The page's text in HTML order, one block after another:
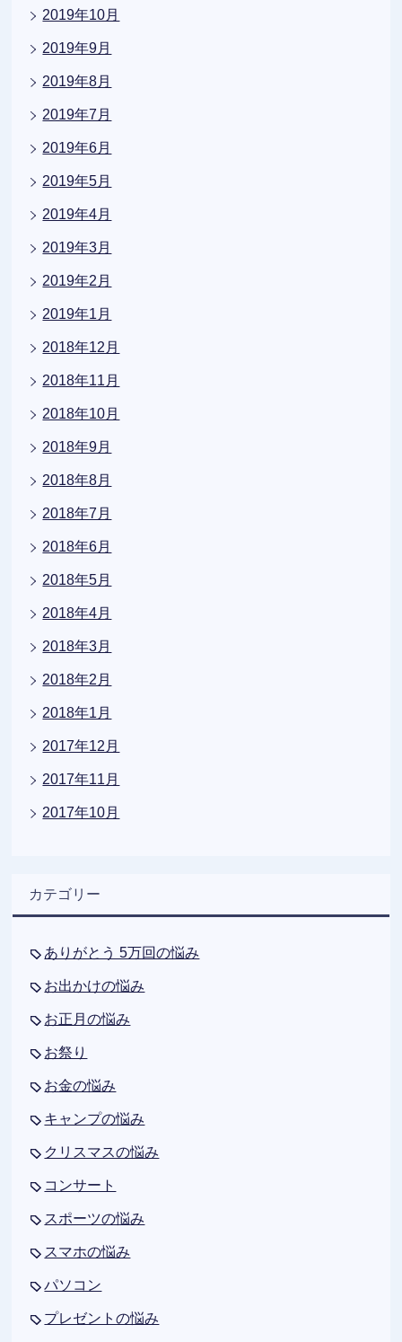
2019年10月
2019年9月
2019年8月
2019年7月
2019年6月
2019年5月
2019年4月
2019年3月
2019年2月
2019年1月
2018年12月
2018年11月
2018年10月
2018年9月
2018年8月
2018年7月
2018年6月
2018年5月
2018年4月
2018年3月
2018年2月
2018年1月
2017年12月
2017年11月
2017年10月
カテゴリー
ありがとう 5万回の悩み
お出かけの悩み
お正月の悩み
お祭り
お金の悩み
キャンプの悩み
クリスマスの悩み
コンサート
スポーツの悩み
スマホの悩み
パソコン
プレゼントの悩み